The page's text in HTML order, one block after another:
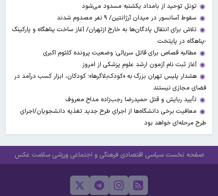
تونل توحید از بامداد یکشنبه مسدود می‌شود
سقوط آسانسور در میدان آرژانتین/ ۹ نفر مصدوم شدند
تلاش برای انتقال پادگان‌ها به خارج ازتهران/ آغاز ساخت پناهگاه و پارکینگ
-پناهگاه در پایتخت
مطالبه قصاص برای قاتل سریالی؛ وضعیت پرونده کلثوم اکبری
آغاز ثبت نام آزمون ارشد علوم پزشکی از امروز
هشدار پلیس تهران بزرگ به «کودک‌بلاگرها»؛ کودکان، ابزار کسب درآمد در
فضای مجازی نیستند
تأیید ربایش و قتل حمیدرضا رجب‌زاده مداح معروف
معافیت برخی دانشگاه‌ها از اجرای طرح جدید تغذیه دانشجویان/اجرای
طرح مرحله‌ای خواهد بود
صفحه نخست سیاسی اقتصادی فرهنگی و اجتماعی ورزشی سلامت عکس